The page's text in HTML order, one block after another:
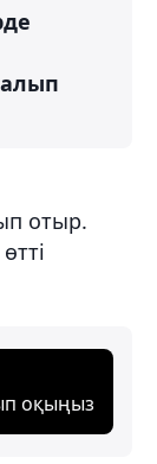
отыр.
оқыңыз